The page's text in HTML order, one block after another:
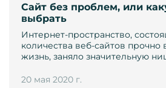
Сайт без проблем, или
выбрать
Интернет-пространство,
количества веб-сайтов
жизнь, заняло значительную
20 мая 2020 г.